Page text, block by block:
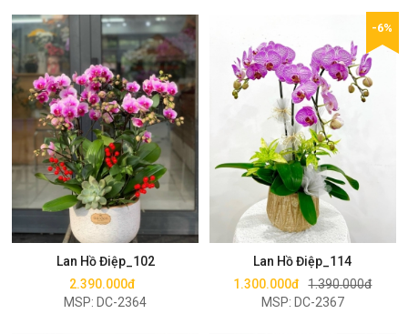
Lan Hồ Điệp_102
2.390.000đ
MSP: DC-2364
Mua ngay
Lan Hồ Điệp_114
1.300.000đ 1.390.000đ
MSP: DC-2367
-6%
Mua ngay